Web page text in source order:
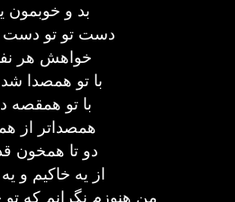
بد و خوبمون
دست تو تو دست
خواهش هر
با تو همصدا
با تو همقصه
همصداتر از
دو تا همخون
از یه خاکیم و
من هنوزم نگرانم که تو